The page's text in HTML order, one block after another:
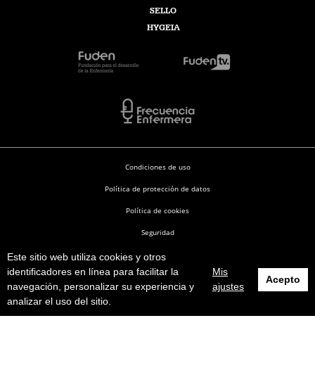
Este sitio web utiliza cookies y otros
identificadores en línea para facilitar la
navegación, personalizar su experiencia y
analizar el uso del sitio.
Mis
ajustes
Acepto
SELLO
HYGEIA
Enfermería en Desarrollo © 2026
Condiciones de uso
Política de protección de datos
Política de cookies
Seguridad